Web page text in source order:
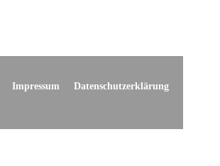
Impressum
Datenschutzerklärung